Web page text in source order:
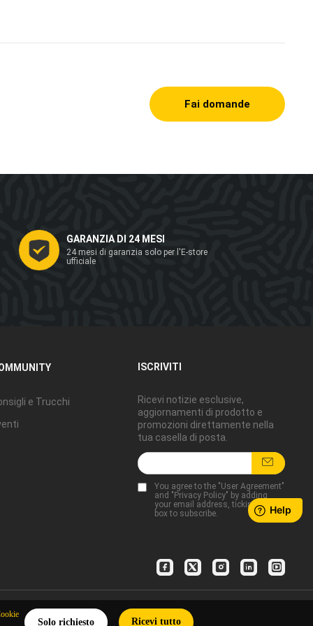
Fai domande
GARANZIA DI 24 MESI
24 mesi di garanzia solo per l'E-store
ufficiale
ISCRIVITI
Ricevi notizie esclusive,
aggiornamenti di prodotto e
promozioni direttamente nella
tua casella di posta.
You agree to the "User Agreement"
and "Privacy Policy" by adding
your email address, ticking the
box to subscribe.
e Trucchi
Solo richiesto Ricevi tutto